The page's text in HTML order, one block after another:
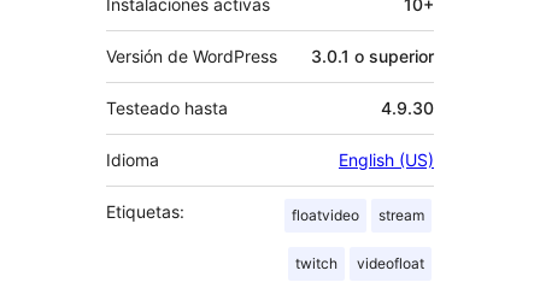
Versión de WordPress 3.0.1 o superior
Testeado hasta 4.9.30
Idioma English (US)
Etiquetas: floatvideo stream
twitch videofloat